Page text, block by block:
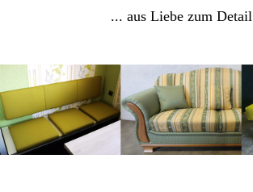
... aus Liebe zum Detail